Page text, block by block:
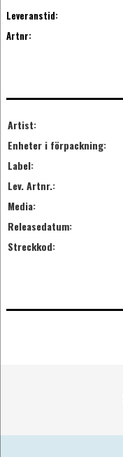
Leveranstid:
Artnr:
Artist:
Enheter i förpackning:
Label:
Lev. Artnr.:
Media:
Releasedatum:
Streckkod: